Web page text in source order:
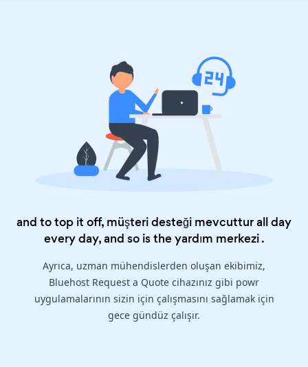
and to top it off, müşteri desteği mevcuttur all day
every day, and so is theyardım merkezi.
Ayrıca, uzman mühendislerden oluşan ekibimiz,
Bluehost Request a Quote cihazınız gibi powr
uygulamalarının sizin için çalışmasını sağlamak için
gece gündüz çalışır.